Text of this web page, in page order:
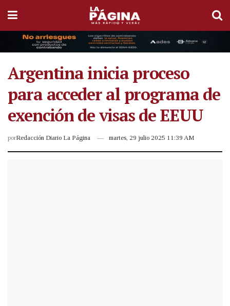
Argentina inicia proceso
para acceder al programa de
exención de visas de EEUU
porRedacción Diario La Página martes, 29 julio 2025 11:39 AM